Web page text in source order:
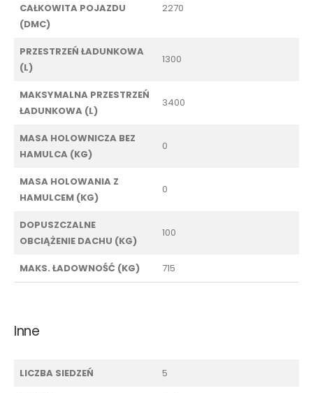
CAŁKOWITA POJAZDU
(DMC)
2270
PRZESTRZEŃ ŁADUNKOWA
(L)
1300
MAKSYMALNA PRZESTRZEŃ
ŁADUNKOWA (L)
3400
MASA HOLOWNICZA BEZ
HAMULCA (KG)
0
MASA HOLOWANIA Z
HAMULCEM (KG)
0
DOPUSZCZALNE
OBCIĄŻENIE DACHU (KG)
100
MAKS. ŁADOWNOŚĆ (KG) 715
Inne
LICZBA SIEDZEŃ 5